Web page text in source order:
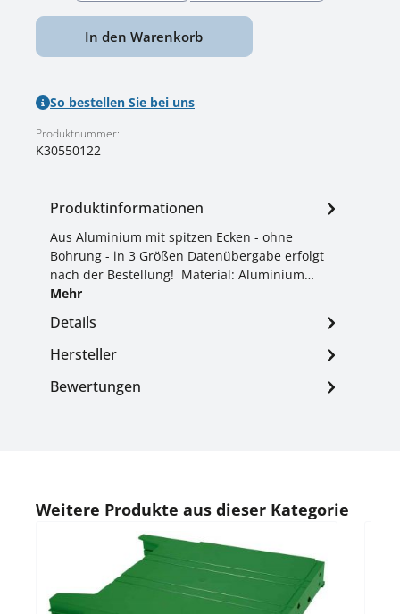
In den Warenkorb
So bestellen Sie bei uns
Produktnummer:
K30550122
Produktinformationen
Aus Aluminium mit spitzen Ecken - ohne
Bohrung - in 3 Größen Datenübergabe erfolgt
nach der Bestellung! Material: Aluminium…
Mehr
Details
Hersteller
Bewertungen
Produktgalerie überspringen
Weitere Produkte aus dieser Kategorie